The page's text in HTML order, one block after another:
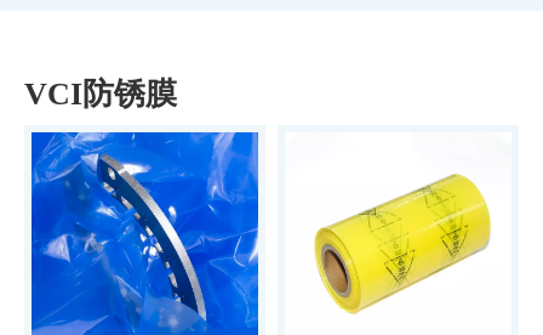
VCI防锈膜